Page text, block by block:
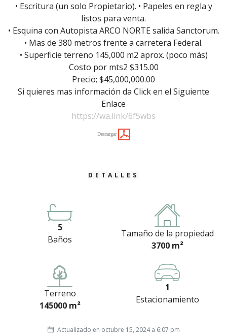
• Escritura (un solo Propietario). • Papeles en regla y
listos para venta.
• Esquina con Autopista ARCO NORTE salida Sanctorum.
• Mas de 380 metros frente a carretera Federal.
• Superficie terreno 145,000 m2 aprox. (poco más)
Costo por mts2 $315.00
Precio; $45,000,000.00
Si quieres mas información da Click en el Siguiente
Enlace
https://wa.link/6f5wbs
Descargar
DETALLES
5
Baños
Tamaño de la propiedad
3700 m²
Terreno
145000 m²
1
Estacionamiento
Actualizado en octubre 15, 2024 a 6:07 pm